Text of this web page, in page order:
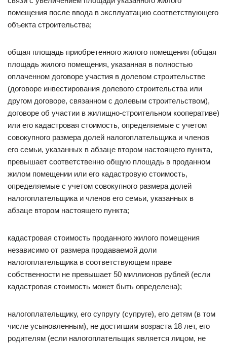
помещения после ввода в эксплуатацию соответствующего
объекта строительства;
общая площадь приобретенного жилого помещения (общая
площадь жилого помещения, указанная в полностью
оплаченном договоре участия в долевом строительстве
(договоре инвестирования долевого строительства или
другом договоре, связанном с долевым строительством),
договоре об участии в жилищно-строительном кооперативе)
или его кадастровая стоимость, определяемые с учетом
совокупного размера долей налогоплательщика и членов
его семьи, указанных в абзаце втором настоящего пункта,
превышает соответственно общую площадь в проданном
жилом помещении или его кадастровую стоимость,
определяемые с учетом совокупного размера долей
налогоплательщика и членов его семьи, указанных в
абзаце втором настоящего пункта;
кадастровая стоимость проданного жилого помещения
независимо от размера продаваемой доли
налогоплательщика в соответствующем праве
собственности не превышает 50 миллионов рублей (если
кадастровая стоимость может быть определена);
налогоплательщику, его супругу (супруге), его детям (в том
числе усыновленным), не достигшим возраста 18 лет, его
родителям (если налогоплательщик является лицом, не